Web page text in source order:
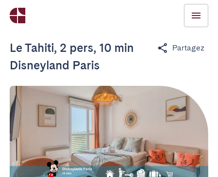
Le Tahiti, 2 pers, 10 min
Disneyland Paris
Partagez